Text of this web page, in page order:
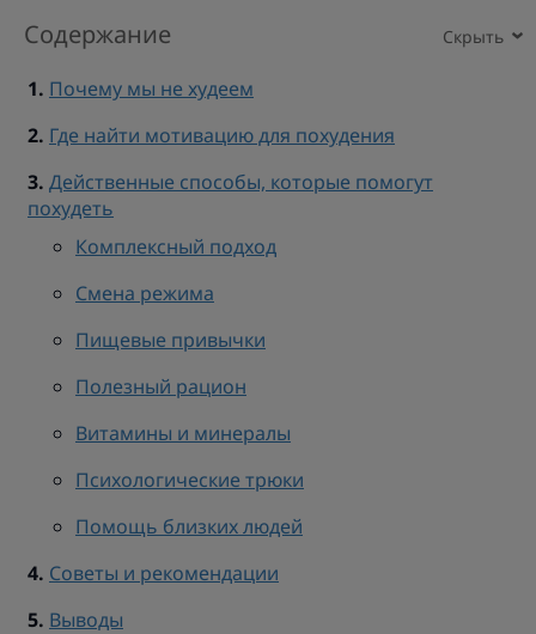
Содержание
Почему мы не худеем
Где найти мотивацию для похудения
Действенные способы, которые помогут
похудеть
Комплексный подход
Смена режима
Пищевые привычки
Полезный рацион
Витамины и минералы
Психологические трюки
Помощь близких людей
Советы и рекомендации
Выводы